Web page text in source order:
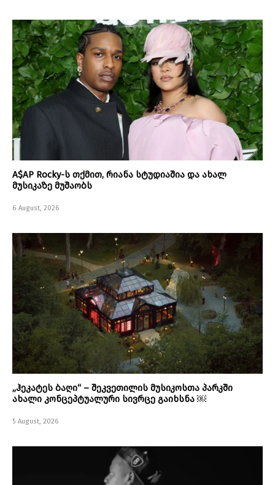
A$AP Rocky-ს თქმით, რიანა სტუდიაშია და ახალ
მუსიკაზე მუშაობს
6 August, 2026
„ჰეკატეს ბაღი“ – შეკვეთილის მუსიკოსთა პარკში
ახალი კონცეპტუალური სივრცე გაიხსნა ￼
5 August, 2026